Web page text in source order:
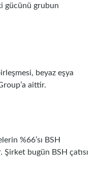
gücünü grubun
beyaz eşya
aittir.
%66’sı BSH
Şirket bugün BSH çatısı